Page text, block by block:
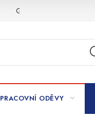
GDPR
PRACOVNÍ ODĚVY